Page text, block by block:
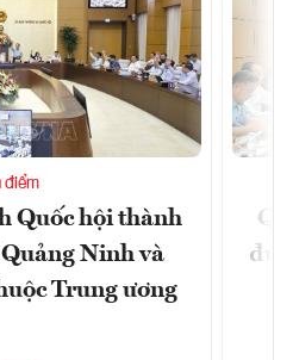
điểm
Quốc hội thành
Ninh và
Trung ương
đủ